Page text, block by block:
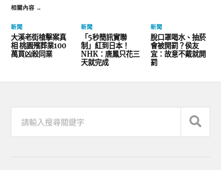
相關內容 →
新聞
大溪老街槍擊案真
相 桃園殯葬業100
萬買凶殺同業
新聞
「5秒簡訊實聯
制」紅到日本！
NHK：唐鳳只花三
天就完成
新聞
脫口罩喝水、抽菸
會被開罰？侯友
宜：故意不戴就開
罰